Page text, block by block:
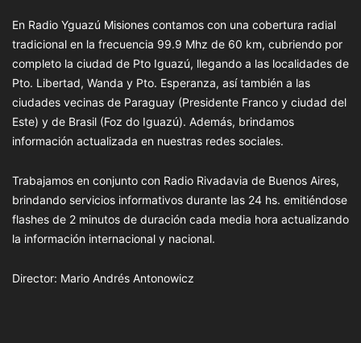
En Radio Yguazú Misiones contamos con una cobertura radial
tradicional en la frecuencia 99.9 Mhz de 60 km, cubriendo por
completo la ciudad de Pto Iguazú, llegando a las localidades de
Pto. Libertad, Wanda y Pto. Esperanza, así también a las
ciudades vecinas de Paraguay (Presidente Franco y ciudad del
Este) y de Brasil (Foz do Iguazú). Además, brindamos
información actualizada en nuestras redes sociales.
Trabajamos en conjunto con Radio Rivadavia de Buenos Aires,
brindando servicios informativos durante las 24 hs. emitiéndose
flashes de 2 minutos de duración cada media hora actualizando
la información internacional y nacional.
Director: Mario Andrés Antonowicz